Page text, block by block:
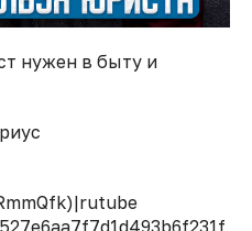
нужен в быту и